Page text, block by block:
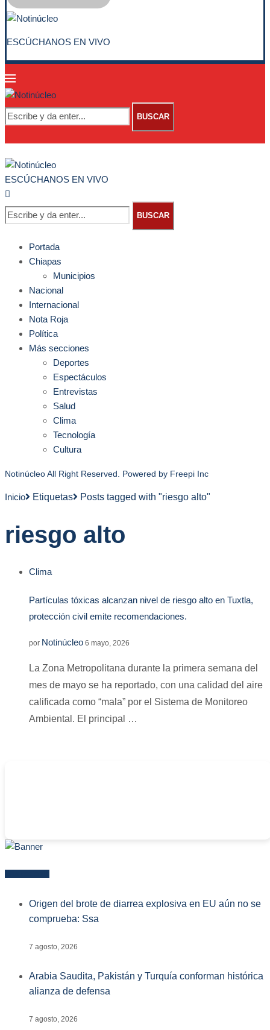
ESCÚCHANOS EN VIVO
BUSCAR
ESCÚCHANOS EN VIVO
BUSCAR
Portada
Chiapas
Municipios
Nacional
Internacional
Nota Roja
Política
Más secciones
Deportes
Espectáculos
Entrevistas
Salud
Clima
Tecnología
Cultura
Notinúcleo All Right Reserved. Powered by Freepi Inc
Inicio Etiquetas Posts tagged with "riesgo alto"
riesgo alto
Clima
Partículas tóxicas alcanzan nivel de riesgo alto en Tuxtla,
protección civil emite recomendaciones.
por Notinúcleo 6 mayo, 2026
La Zona Metropolitana durante la primera semana del
mes de mayo se ha reportado, con una calidad del aire
calificada como “mala” por el Sistema de Monitoreo
Ambiental. El principal …
Origen del brote de diarrea explosiva en EU aún no se
comprueba: Ssa
7 agosto, 2026
Arabia Saudita, Pakistán y Turquía conforman histórica
alianza de defensa
7 agosto, 2026